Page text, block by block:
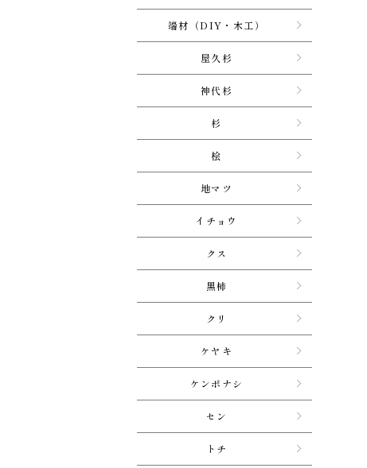
端材（DIY・木工）
屋久杉
神代杉
杉
桧
地マツ
イチョウ
クス
黒柿
クリ
ケヤキ
ケンポナシ
セン
トチ